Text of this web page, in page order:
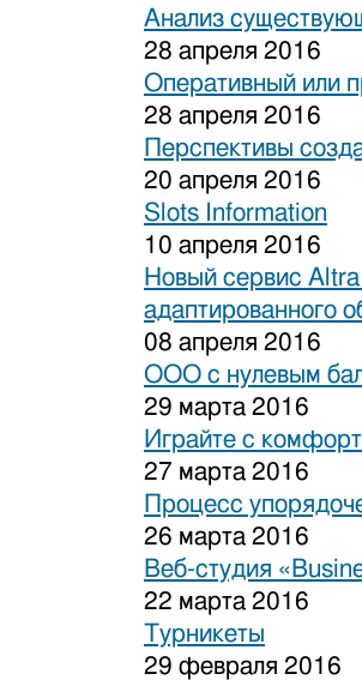
Анализ
28 апреля 2016
Оперативный или
28 апреля 2016
Перспективы
20 апреля 2016
Slots Information
10 апреля 2016
Новый сервис Altra
адаптированного
08 апреля 2016
ООО с нулевым
29 марта 2016
Играйте с
27 марта 2016
Процесс
26 марта 2016
Веб-студия
22 марта 2016
Турникеты
29 февраля 2016